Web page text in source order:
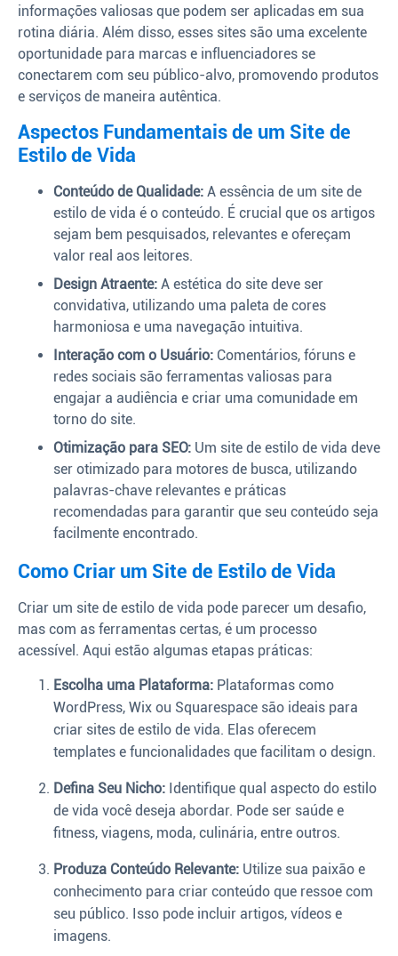
informações valiosas que podem ser aplicadas em sua
rotina diária. Além disso, esses sites são uma excelente
oportunidade para marcas e influenciadores se
conectarem com seu público-alvo, promovendo produtos
e serviços de maneira autêntica.
Aspectos Fundamentais de um Site de
Estilo de Vida
Conteúdo de Qualidade: A essência de um site de
estilo de vida é o conteúdo. É crucial que os artigos
sejam bem pesquisados, relevantes e ofereçam
valor real aos leitores.
Design Atraente: A estética do site deve ser
convidativa, utilizando uma paleta de cores
harmoniosa e uma navegação intuitiva.
Interação com o Usuário: Comentários, fóruns e
redes sociais são ferramentas valiosas para
engajar a audiência e criar uma comunidade em
torno do site.
Otimização para SEO: Um site de estilo de vida deve
ser otimizado para motores de busca, utilizando
palavras-chave relevantes e práticas
recomendadas para garantir que seu conteúdo seja
facilmente encontrado.
Como Criar um Site de Estilo de Vida
Criar um site de estilo de vida pode parecer um desafio,
mas com as ferramentas certas, é um processo
acessível. Aqui estão algumas etapas práticas:
Escolha uma Plataforma: Plataformas como
WordPress, Wix ou Squarespace são ideais para
criar sites de estilo de vida. Elas oferecem
templates e funcionalidades que facilitam o design.
Defina Seu Nicho: Identifique qual aspecto do estilo
de vida você deseja abordar. Pode ser saúde e
fitness, viagens, moda, culinária, entre outros.
Produza Conteúdo Relevante: Utilize sua paixão e
conhecimento para criar conteúdo que ressoe com
seu público. Isso pode incluir artigos, vídeos e
imagens.